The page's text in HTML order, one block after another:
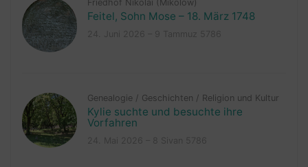
Friedhof Nikolai (Mikolow)
Feitel, Sohn Mose – 18. März 1748
Genealogie / Geschichten / Religion und Kultur
Kylie suchte und besuchte ihre
Vorfahren